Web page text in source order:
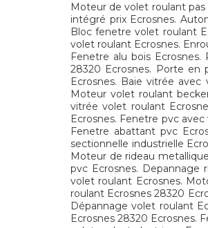
Moteur de volet roulant
intégré prix Ecrosnes.
Bloc fenetre volet roulant
volet roulant Ecrosnes.
Fenetre alu bois
28320 Ecrosnes. Porte en
Ecrosnes. Baie vitrée
Moteur volet roulant
vitrée volet roulant
Ecrosnes. Fenetre pvc
Fenetre abattant pvc
sectionnelle industrielle
Moteur de rideau
pvc Ecrosnes. Depannage
volet roulant Ecrosnes.
roulant Ecrosnes 28320
Dépannage volet roulant
Ecrosnes 28320 Ecrosnes.